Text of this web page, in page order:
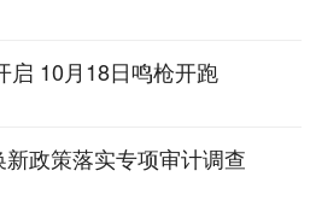
启 10月18日鸣枪开跑
政策落实专项审计调查